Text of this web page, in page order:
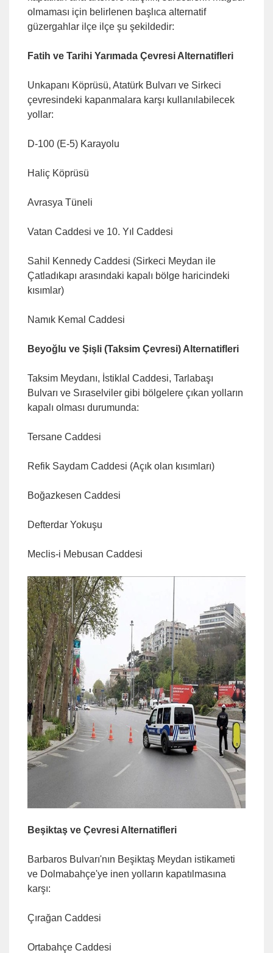
olmaması için belirlenen başlıca alternatif
güzergahlar ilçe ilçe şu şekildedir:
Fatih ve Tarihi Yarımada Çevresi Alternatifleri
Unkapanı Köprüsü, Atatürk Bulvarı ve Sirkeci
çevresindeki kapanmalara karşı kullanılabilecek
yollar:
D-100 (E-5) Karayolu
Haliç Köprüsü
Avrasya Tüneli
Vatan Caddesi ve 10. Yıl Caddesi
Sahil Kennedy Caddesi (Sirkeci Meydan ile
Çatladıkapı arasındaki kapalı bölge haricindeki
kısımlar)
Namık Kemal Caddesi
Beyoğlu ve Şişli (Taksim Çevresi) Alternatifleri
Taksim Meydanı, İstiklal Caddesi, Tarlabaşı
Bulvarı ve Sıraselviler gibi bölgelere çıkan yolların
kapalı olması durumunda:
Tersane Caddesi
Refik Saydam Caddesi (Açık olan kısımları)
Boğazkesen Caddesi
Defterdar Yokuşu
Meclis-i Mebusan Caddesi
Beşiktaş ve Çevresi Alternatifleri
Barbaros Bulvarı'nın Beşiktaş Meydan istikameti
ve Dolmabahçe'ye inen yolların kapatılmasına
karşı:
Çırağan Caddesi
Ortabahçe Caddesi